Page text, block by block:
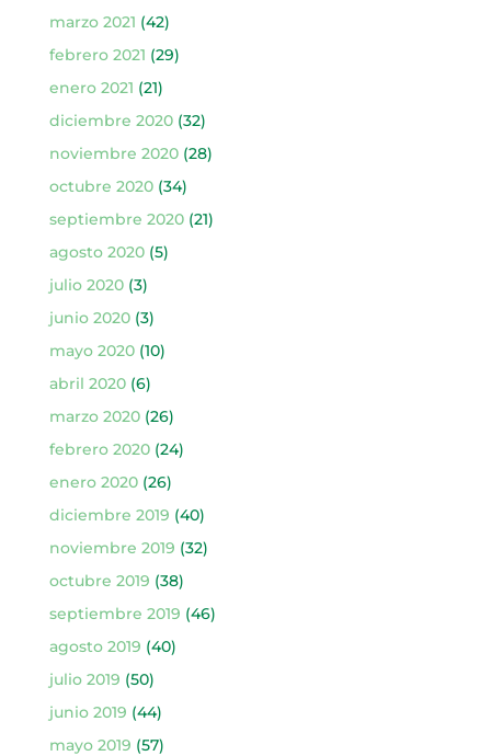
marzo 2021 (42)
febrero 2021 (29)
enero 2021 (21)
diciembre 2020(32)
noviembre 2020(28)
octubre 2020(34)
septiembre 2020(21)
agosto 2020(5)
julio 2020(3)
junio 2020(3)
mayo 2020(10)
abril 2020(6)
marzo 2020(26)
febrero 2020(24)
enero 2020(26)
diciembre 2019 (40)
noviembre 2019 (32)
octubre 2019 (38)
septiembre 2019 (46)
agosto 2019 (40)
julio 2019 (50)
junio 2019 (44)
mayo 2019 (57)